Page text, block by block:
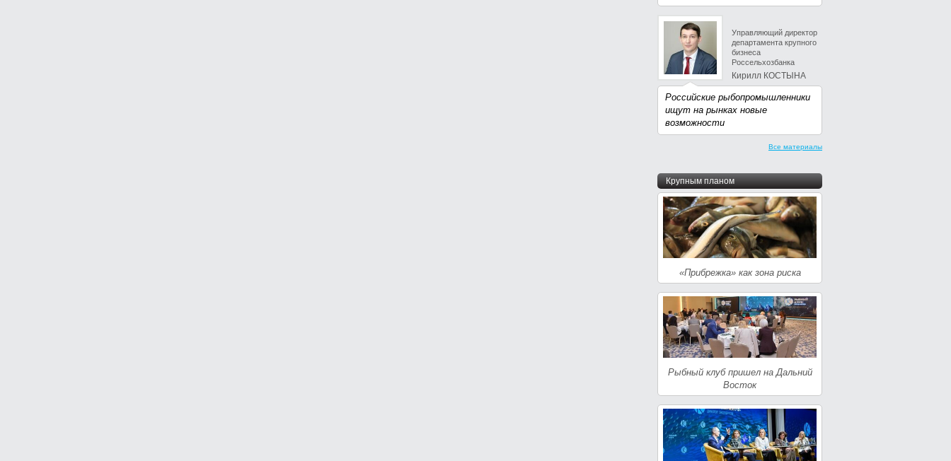
Управляющий директор
департамента крупного
бизнеса
Россельхозбанка
Кирилл КОСТЫНА
Российские рыбопромышленники
ищут на рынках новые
возможности
Все материалы
Крупным планом
«Прибрежка» как зона риска
Рыбный клуб пришел на Дальний
Восток